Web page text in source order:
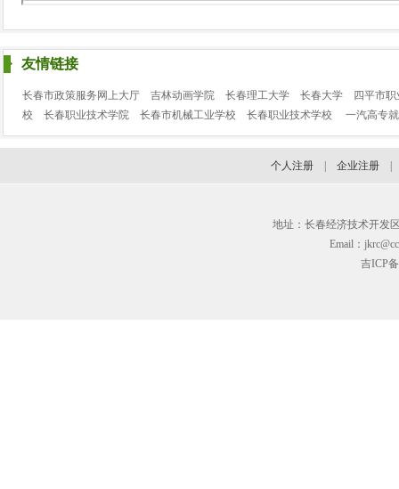
友情链接
长春市政策服务网上大厅 吉林动画学院 长春理工大学 长春大学
四平市
校
长春职业技术学院 长春市机械工业学校 长春职业技术学校 一汽高专
个人注册 企业注册
地址：长春经济技术开发
Email：
吉ICP